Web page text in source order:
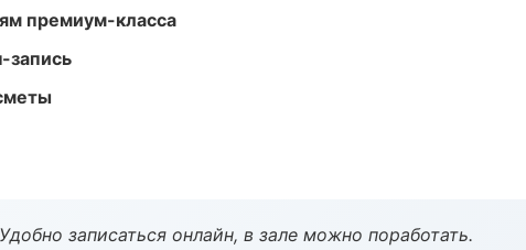
премиум-класса
запись
записаться онлайн, в зале можно поработать.